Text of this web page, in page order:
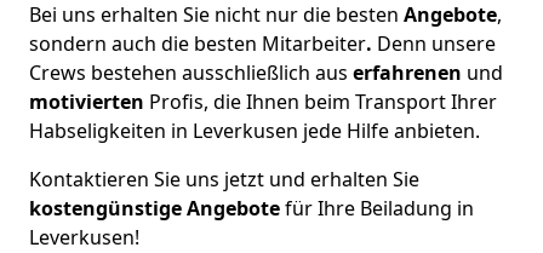
Bei uns erhalten Sie nicht nur die besten Angebote,
sondern auch die besten Mitarbeiter. Denn unsere
Crews bestehen ausschließlich aus erfahrenen und
motivierten Profis, die Ihnen beim Transport Ihrer
Habseligkeiten in Leverkusen jede Hilfe anbieten.
Kontaktieren Sie uns jetzt und erhalten Sie
kostengünstige Angebotefür Ihre Beiladung in
Leverkusen!